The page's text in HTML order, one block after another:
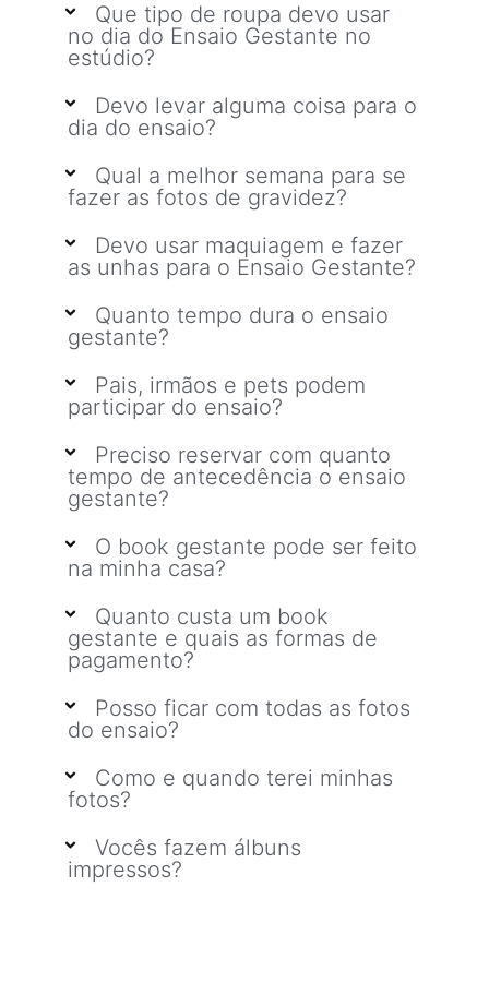
Que tipo de roupa devo usar
no dia do Ensaio Gestante no
estúdio?
Devo levar alguma coisa para o
dia do ensaio?
Qual a melhor semana para se
fazer as fotos de gravidez?
Devo usar maquiagem e fazer
as unhas para o Ensaio Gestante?
Quanto tempo dura o ensaio
gestante?
Pais, irmãos e pets podem
participar do ensaio?
Preciso reservar com quanto
tempo de antecedência o ensaio
gestante?
O book gestante pode ser feito
na minha casa?
Quanto custa um book
gestante e quais as formas de
pagamento?
Posso ficar com todas as fotos
do ensaio?
Como e quando terei minhas
fotos?
Vocês fazem álbuns
impressos?